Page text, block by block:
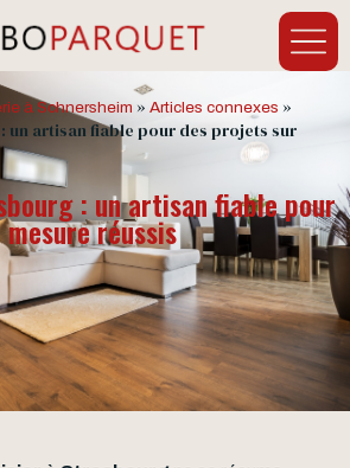
à Schnersheim » Articles connexes »
un artisan fiable pour des projets sur
: un artisan fiable pour
réussis